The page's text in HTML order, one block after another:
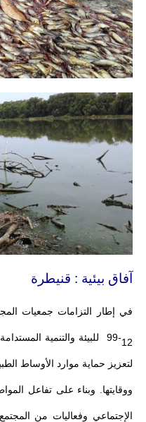
آفاق بيئية : قنيطرة
في إطار التزامات جمعيات
12-99 للبيئة والتنمية
لتعزيز حماية موارد الأوساط
ووقايتها. وبناء على تفاعل
الإجتماعي وفعاليات من